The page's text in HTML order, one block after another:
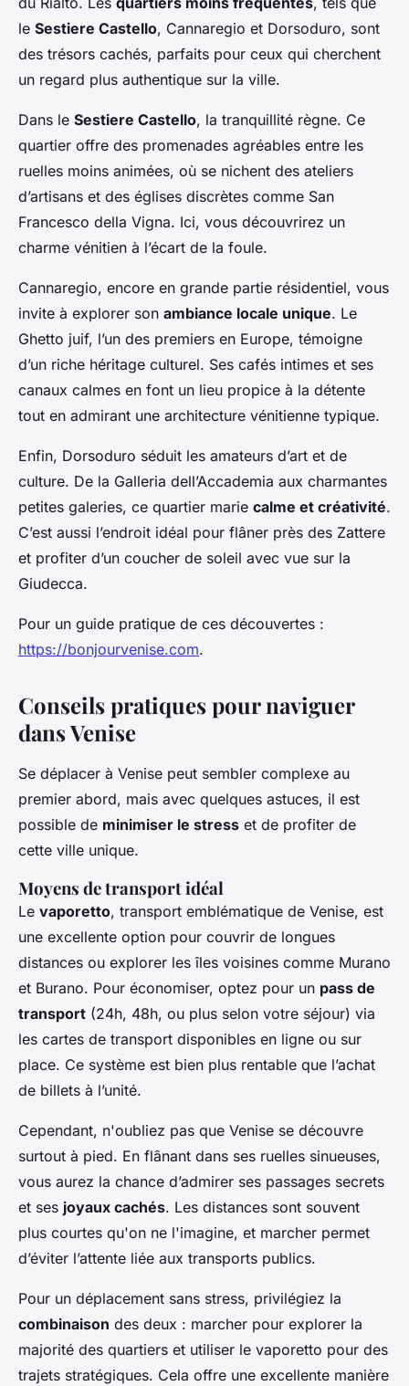
le Sestiere Castello, Cannaregio et Dorsoduro, sont
des trésors cachés, parfaits pour ceux qui cherchent
un regard plus authentique sur la ville.
Dans le Sestiere Castello, la tranquillité règne. Ce
quartier offre des promenades agréables entre les
ruelles moins animées, où se nichent des ateliers
d’artisans et des églises discrètes comme San
Francesco della Vigna. Ici, vous découvrirez un
charme vénitien à l’écart de la foule.
Cannaregio, encore en grande partie résidentiel, vous
invite à explorer son ambiance locale unique. Le
Ghetto juif, l’un des premiers en Europe, témoigne
d’un riche héritage culturel. Ses cafés intimes et ses
canaux calmes en font un lieu propice à la détente
tout en admirant une architecture vénitienne typique.
Enfin, Dorsoduro séduit les amateurs d’art et de
culture. De la Galleria dell’Accademia aux charmantes
petites galeries, ce quartier marie calme et créativité.
C’est aussi l’endroit idéal pour flâner près des Zattere
et profiter d’un coucher de soleil avec vue sur la
Giudecca.
Pour un guide pratique de ces découvertes :
https://bonjourvenise.com.
Conseils pratiques pour naviguer
dans Venise
Se déplacer à Venise peut sembler complexe au
premier abord, mais avec quelques astuces, il est
possible de minimiser le stress et de profiter de
cette ville unique.
Moyens de transport idéal
Le vaporetto, transport emblématique de Venise, est
une excellente option pour couvrir de longues
distances ou explorer les îles voisines comme Murano
et Burano. Pour économiser, optez pour un pass de
transport (24h, 48h, ou plus selon votre séjour) via
les cartes de transport disponibles en ligne ou sur
place. Ce système est bien plus rentable que l’achat
de billets à l’unité.
Cependant, n'oubliez pas que Venise se découvre
surtout à pied. En flânant dans ses ruelles sinueuses,
vous aurez la chance d’admirer ses passages secrets
et ses joyaux cachés. Les distances sont souvent
plus courtes qu'on ne l'imagine, et marcher permet
d’éviter l’attente liée aux transports publics.
Pour un déplacement sans stress, privilégiez la
combinaison des deux : marcher pour explorer la
majorité des quartiers et utiliser le vaporetto pour des
trajets stratégiques. Cela offre une excellente manière